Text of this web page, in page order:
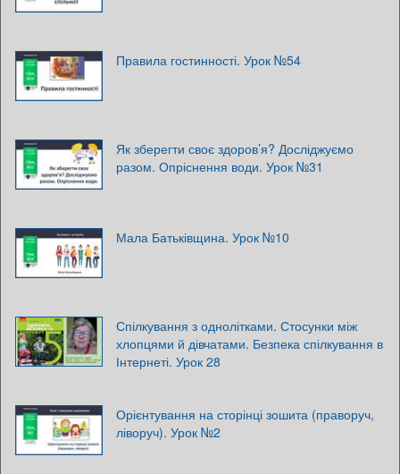
Правила гостинності. Урок №54
Як зберегти своє здоров’я? Досліджуємо
разом. Опріснення води. Урок №31
Мала Батьківщина. Урок №10
Спілкування з однолітками. Стосунки між
хлопцями й дівчатами. Безпека спілкування в
Інтернеті. Урок 28
Орієнтування на сторінці зошита (праворуч,
ліворуч). Урок №2